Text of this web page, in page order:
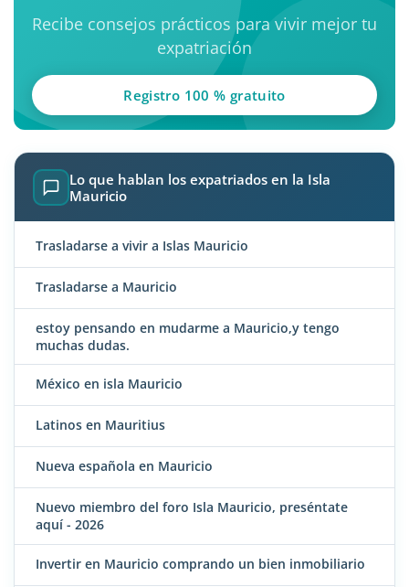
Recibe consejos prácticos para vivir mejor tu
expatriación
Registro 100 % gratuito
Lo que hablan los expatriados en la Isla
Mauricio
Trasladarse a vivir a Islas Mauricio
Trasladarse a Mauricio
estoy pensando en mudarme a Mauricio,y tengo
muchas dudas.
México en isla Mauricio
Latinos en Mauritius
Nueva española en Mauricio
Nuevo miembro del foro Isla Mauricio, preséntate
aquí - 2026
Invertir en Mauricio comprando un bien inmobiliario